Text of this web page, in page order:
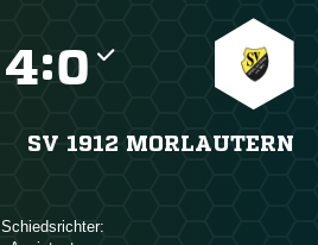
:
SV 1912 MORLAUTERN
Schiedsrichter: